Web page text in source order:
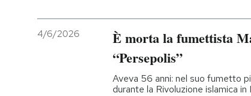
4/6/2026
È morta la fumettista
“Persepolis”
Aveva 56 anni: nel suo fumetto
durante la Rivoluzione islamica in